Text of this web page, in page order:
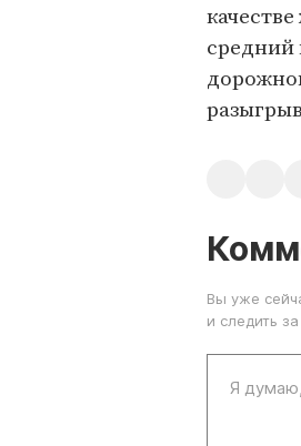
средний
Вы уже
и следить